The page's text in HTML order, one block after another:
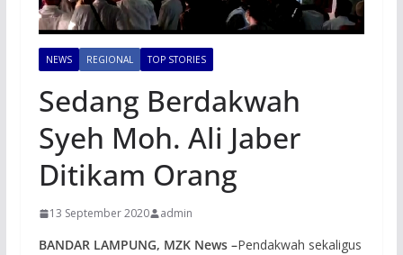
NEWS REGIONAL TOP STORIES
Sedang Berdakwah
Syeh Moh. Ali Jaber
Ditikam Orang
13 September 2020 admin
BANDAR LAMPUNG, MZK News –Pendakwah sekaligus